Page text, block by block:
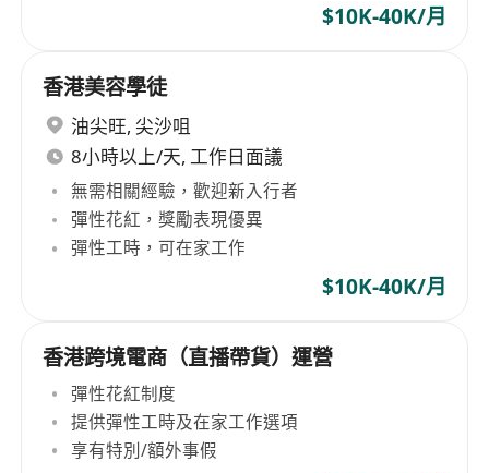
$10K-40K/月
香港美容學徒
油尖旺, 尖沙咀
8小時以上/天, 工作日面議
無需相關經驗，歡迎新入行者
彈性花紅，獎勵表現優異
彈性工時，可在家工作
$10K-40K/月
香港跨境電商（直播帶貨）運營
彈性花紅制度
提供彈性工時及在家工作選項
享有特別/額外事假